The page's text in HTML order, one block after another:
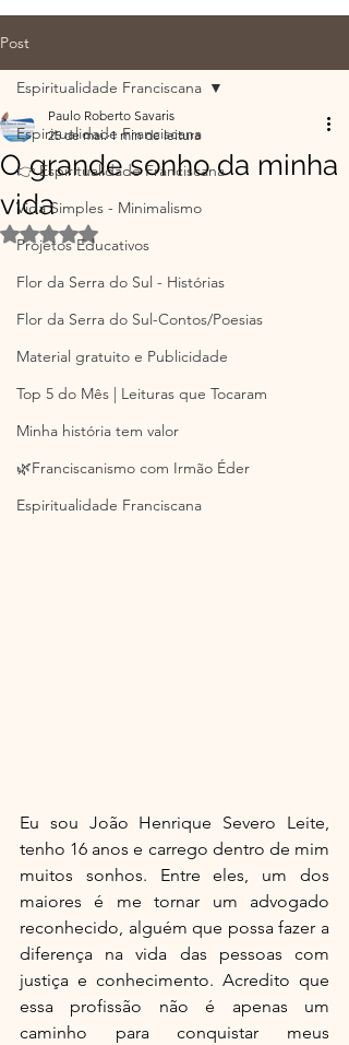
Post
Espiritualidade Franciscana
👉 Espiritualidade Franciscana
Vida Simples - Minimalismo
Projetos Educativos
Flor da Serra do Sul - Histórias
Flor da Serra do Sul-Contos/Poesias
Material gratuito e Publicidade
Top 5 do Mês | Leituras que Tocaram
Minha história tem valor
🌿Franciscanismo com Irmão Éder
Espiritualidade Franciscana
Espiritualidade Franciscana
O grande sonho da minha
vida
Paulo Roberto Savaris
25 de mai. 1 min de leitura
Avaliado com NaN de 5 estrelas.
Eu sou João Henrique Severo Leite,
tenho 16 anos e carrego dentro de mim
muitos sonhos. Entre eles, um dos
maiores é me tornar um advogado
reconhecido, alguém que possa fazer a
diferença na vida das pessoas com
justiça e conhecimento. Acredito que
essa profissão não é apenas um
caminho para conquistar meus